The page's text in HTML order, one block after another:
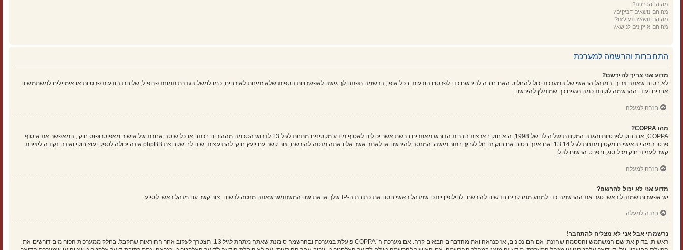
מה הן הכרזות?
מה הם נושאים דביקים?
מה הם נושאים נעולים?
מה הם אייקונים לנושא?
התחברות והרשמה למערכת
מדוע אני צריך להירשם?
לא בטוח שאתה צריך. המנהל הראשי של המערכת יכול להחליט האם חובה להירשם כדי לפרסם הודעות. בכל אופן, הרשמה תפתח לך גישה לאפשרויות נוספות שלא זמינות לאורחים, כמו למשל הגדרת תמונת פרופיל, שליחת הודעות פרטיות או אימיילים למשתמשים
אחרים ועוד. ההרשמה לוקחת כמה רגעים כך שמומלץ להירשם.
חזרה למעלה
מהו COPPA?
COPPA, או החוק לפרטיות והגנה המקוונת של הילד של 1998, הוא חוק בארצות הברית הדורש מאתרים ברשת אשר יכולים לאסוף מידע מקטינים מתחת לגיל 13 לדרוש הסכמה מההורים בכתב או כל שיטה אחרת של אישור מאפוטרופוס חוקי, המאפשר את איסוף
פרטי הזיהוי האישיים מקטין מתחת לגיל 14 13. אם אינך בטוח אם חוק זה חל לגביך בתור מישהו המנסה להירשם או לאתר אשר אליו אתה מנסה להירשם, צור קשר עם יועץ חוקי להתיעצות. שים לב שקבוצת phpBB אינה יכולה לספק יעוץ חוקי ואינה נקודה ליצירת
קשר לענייני חוק מכל סוג, ובפרט הרשום להלן.
חזרה למעלה
מדוע אני לא יכול להרשם?
יש אפשרות שמנהל ראשי סגר את ההרשמה כדי למנוע ממבקרים חדשים להירשם. לחילופין ייתכן שמנהל ראשי חסם את כתובת ה-IP שלך או את שם המשתמש שאתה מנסה לרשום. צור קשר עם מנהל ראשי לסיוע.
חזרה למעלה
נרשמתי אבל אני לא מצליח להתחבר!
ראשית, בדוק את שם המשתמש והססמה שהזנת. אם הם נכונים, אז כנראה ואת מהדברים הבאים קרה. אם מערכת ה־COPPA פועלת במערכת ובהרשמה סימנת שאתה מתחת לגיל 13, תצטרך לעקוב אחר ההוראות שתקבל. בחלק ממערכות הפורומים דורשים את